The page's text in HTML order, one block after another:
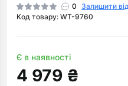
0
Залишити
Код товару: WT-9760
Є в наявності
4 979 ₴